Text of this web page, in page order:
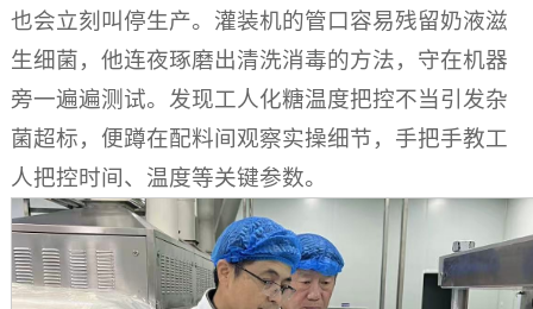
也会立刻叫停生产。灌装机的管口容易残留奶液滋
生细菌，他连夜琢磨出清洗消毒的方法，守在机器
旁一遍遍测试。发现工人化糖温度把控不当引发杂
菌超标，便蹲在配料间观察实操细节，手把手教工
人把控时间、温度等关键参数。